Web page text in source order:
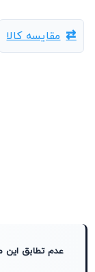
مقایسه کالا
عدم تطابق این